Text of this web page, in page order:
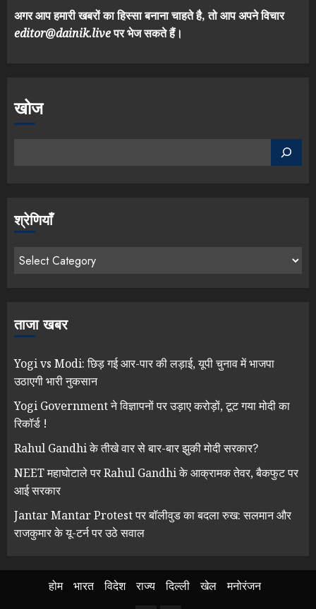
अगर आप हमारी खबरों का हिस्सा बनाना चाहते है, तो आप अपने विचार
editor@dainik.liveपर भेज सकते हैं।
खोज
श्रेणियाँ
ताजा खबर
Yogi vs Modi: छिड़ गई आर-पार की लड़ाई, यूपी चुनाव में भाजपा
उठाएगी भारी नुकसान
Yogi Government ने विज्ञापनों पर उड़ाए करोड़ों, टूट गया मोदी का
रिकॉर्ड !
Rahul Gandhi के तीखे वार से बार-बार झुकी मोदी सरकार?
NEET महाघोटाले पर Rahul Gandhi के आक्रामक तेवर, बैकफुट पर
आई सरकार
Jantar Mantar Protest पर बॉलीवुड का बदला रुख: सलमान और
राजकुमार के यू-टर्न पर उठे सवाल
होम भारत विदेश राज्य दिल्ली खेल मनोरंजन